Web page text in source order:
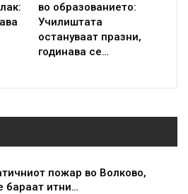
во образованието:
Училиштата
остануваат празни,
годинава се…
пожар во Волково,
бараат итни…